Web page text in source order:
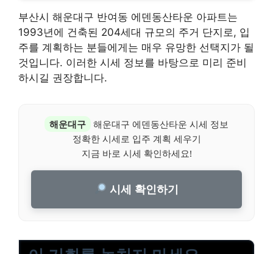
부산시 해운대구 반여동 에덴동산타운 아파트는
1993년에 건축된 204세대 규모의 주거 단지로, 입
주를 계획하는 분들에게는 매우 유망한 선택지가 될
것입니다. 이러한 시세 정보를 바탕으로 미리 준비
하시길 권장합니다.
해운대구 해운대구 에덴동산타운 시세 정보
정확한 시세로 입주 계획 세우기
지금 바로 시세 확인하세요!
시세 확인하기